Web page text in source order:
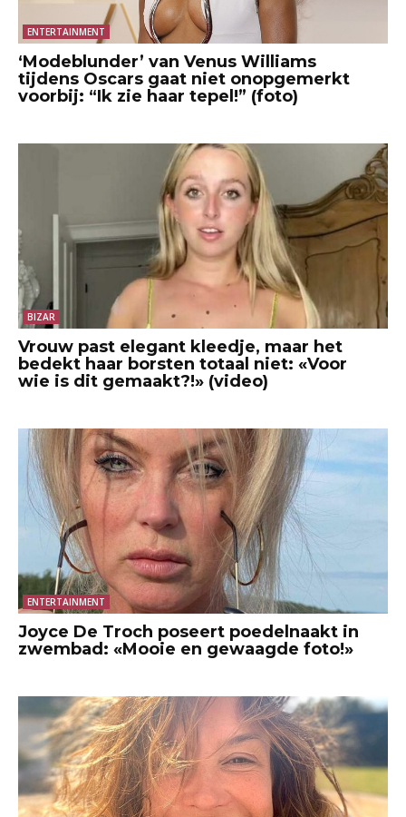
ENTERTAINMENT
‘Modeblunder’ van Venus Williams
tijdens Oscars gaat niet onopgemerkt
voorbij: “Ik zie haar tepel!” (foto)
BIZAR
Vrouw past elegant kleedje, maar het
bedekt haar borsten totaal niet: «Voor
wie is dit gemaakt?!» (video)
ENTERTAINMENT
Joyce De Troch poseert poedelnaakt in
zwembad: «Mooie en gewaagde foto!»